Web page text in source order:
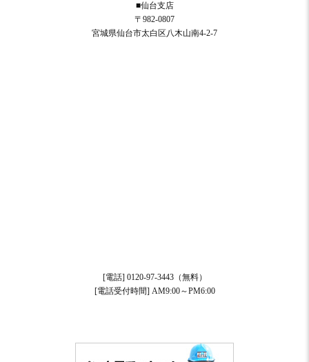
■仙台支店
〒982-0807
宮城県仙台市太白区八木山南4-2-7
[電話] 0120-97-3443（無料）
[電話受付時間] AM9:00～PM6:00